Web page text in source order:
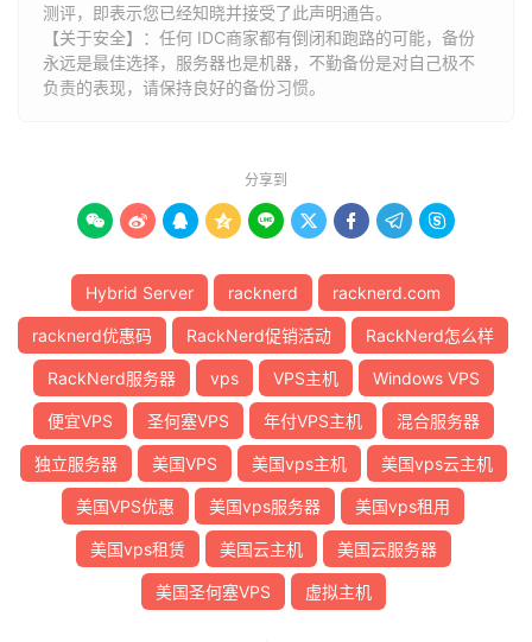
测评，即表示您已经知晓并接受了此声明通告。
【关于安全】：任何 IDC商家都有倒闭和跑路的可能，备份
永远是最佳选择，服务器也是机器，不勤备份是对自己极不
负责的表现，请保持良好的备份习惯。
分享到
        
Hybrid Server racknerd racknerd.com
racknerd优惠码 RackNerd促销活动 RackNerd怎么样
RackNerd服务器 vps VPS主机 Windows VPS
便宜VPS 圣何塞VPS 年付VPS主机 混合服务器
独立服务器 美国VPS 美国vps主机 美国vps云主机
美国VPS优惠 美国vps服务器 美国vps租用
美国vps租赁 美国云主机 美国云服务器
美国圣何塞VPS 虚拟主机